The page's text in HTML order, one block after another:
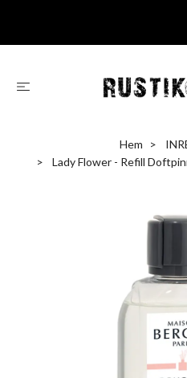
Hem
Lady Flower - Refill